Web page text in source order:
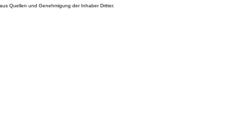
Quellen und Genehmigung der Inhaber Dritter.